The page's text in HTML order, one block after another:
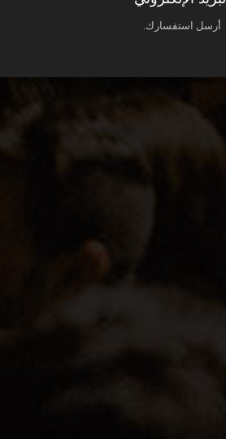
أرسل استفسارك.